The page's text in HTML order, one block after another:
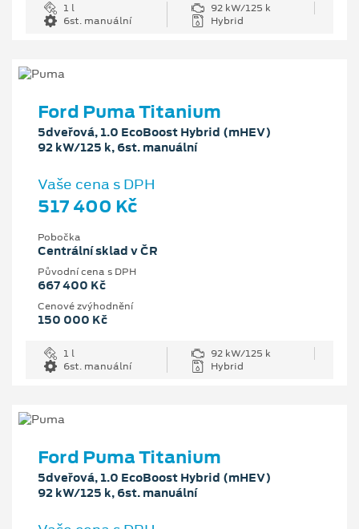
1 l
92 kW/125 k
6st. manuální
Hybrid
Ford Puma Titanium
5dveřová, 1.0 EcoBoost Hybrid (mHEV)
92 kW/125 k, 6st. manuální
Vaše cena s DPH
517 400 Kč
Pobočka
Centrální sklad v ČR
Původní cena s DPH
667 400 Kč
Cenové zvýhodnění
150 000 Kč
1 l
92 kW/125 k
6st. manuální
Hybrid
Ford Puma Titanium
5dveřová, 1.0 EcoBoost Hybrid (mHEV)
92 kW/125 k, 6st. manuální